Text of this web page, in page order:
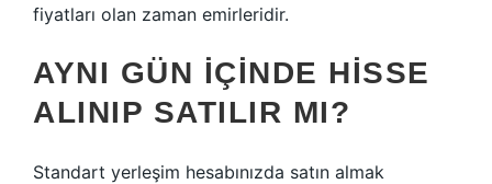
fiyatları olan zaman emirleridir.
AYNI GÜN IÇINDE HISSE
ALINIP SATILIR MI?
Standart yerleşim hesabınızda satın almak